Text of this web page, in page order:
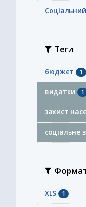
Теги
бюджет 1
видатки 1
захист
соціальне
XLS 1